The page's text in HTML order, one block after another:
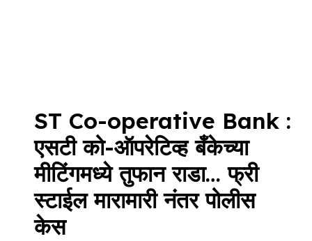
ST Co-operative Bank :
एसटी को-ऑपरेटिव्ह बँकेच्या
मीटिंगमध्ये तुफान राडा… फ्री
स्टाईल मारामारी नंतर पोलीस
केस